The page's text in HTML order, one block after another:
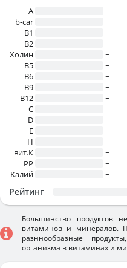
A
~
b-car
~
В1
~
B2
~
Холин
~
B5
~
B6
~
B9
~
B12
~
C
~
D
~
E
~
H
~
вит.К
~
PP
~
Калий
~
Рейтинг
Большинство продуктов
витаминов и минералов.
разннообразные
организма в витаминах и